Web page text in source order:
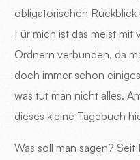
obligatorischen
Für mich ist das meist mit
Ordnern verbunden, da
doch immer schon
was tut man nicht alles.
dieses kleine Tagebuch
Was soll man sagen?